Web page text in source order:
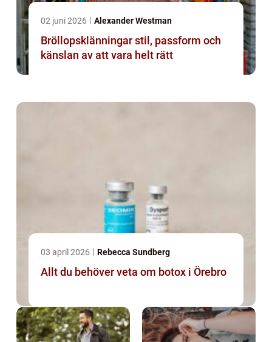
02 juni 2026 Alexander Westman
Bröllopsklänningar stil, passform och
känslan av att vara helt rätt
03 april 2026 Rebecca Sundberg
Allt du behöver veta om botox i Örebro